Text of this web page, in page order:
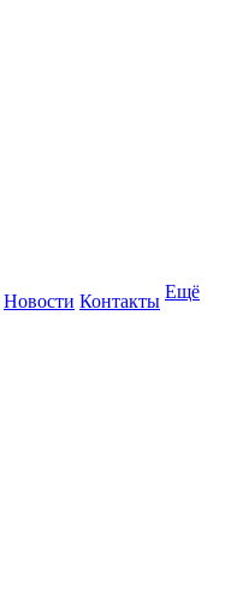
Новости Контакты Ещё